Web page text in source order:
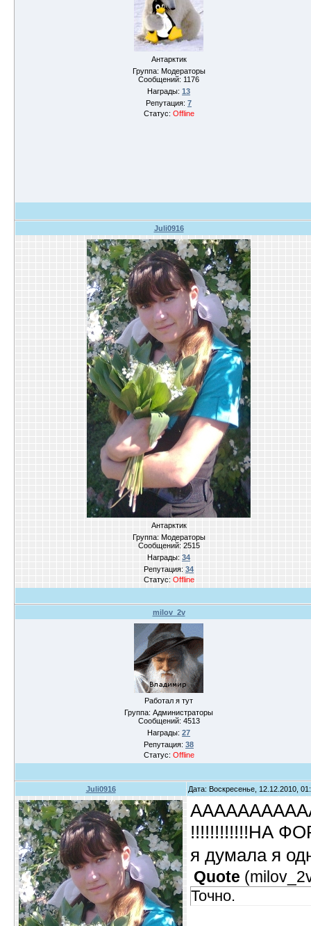
Антарктик
Группа: Модераторы
Сообщений: 1176
Награды: 13
Репутация: 7
Статус: Offline
Juli0916
Антарктик
Группа: Модераторы
Сообщений: 2515
Награды: 34
Репутация: 34
Статус: Offline
milov_2v
Работал я тут
Группа: Администраторы
Сообщений: 4513
Награды: 27
Репутация: 38
Статус: Offline
Juli0916 Дата: Воскресенье, 12.12.2010,
!!!!!!!!!!!!НА
я думала я
Quote (
Точно.